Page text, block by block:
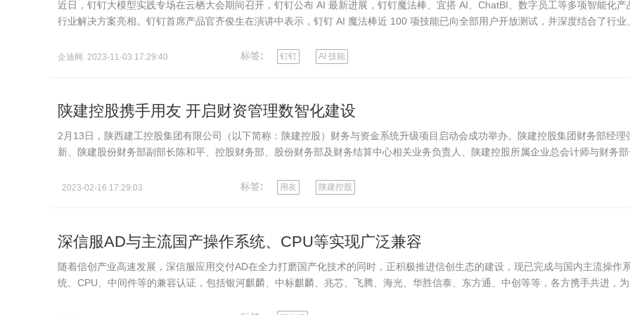
近日，钉钉大模型实践专场在云栖大会期间召开，钉钉公布 AI 最新进展，钉钉魔法棒、宜搭 AI、ChatBI、数字员工等多项智能化产
行业解决方案亮相。钉钉首席产品官齐俊生在演讲中表示，钉钉 AI 魔法棒近 100 项技能已向全部用户开放测试，并深度结合了行业
企迪网 2023-11-03 17:29:40 标签: 钉钉 AI 技能
陕建控股携手用友 开启财资管理数智化建设
2月13日，陕西建工控股集团有限公司（以下简称：陕建控股）财务与资金系统升级项目启动会成功举办。陕建控股集团财务部经理
新、陕建股份财务部副部长陈和平、控股财务部、股份财务部及财务结算中心相关业务负责人、陕建控股所属企业总会计师与财务部
2023-02-16 17:29:03 标签: 用友 陕建控股
深信服AD与主流国产操作系统、CPU等实现广泛兼容
随着信创产业高速发展，深信服应用交付AD在全力打磨国产化技术的同时，正积极推进信创生态的建设，现已完成与国内主流操作
统、CPU、中间件等的兼容认证，包括银河麒麟、中标麒麟、兆芯、飞腾、海光、华胜信泰、东方通、中创等等，各方携手共进，为